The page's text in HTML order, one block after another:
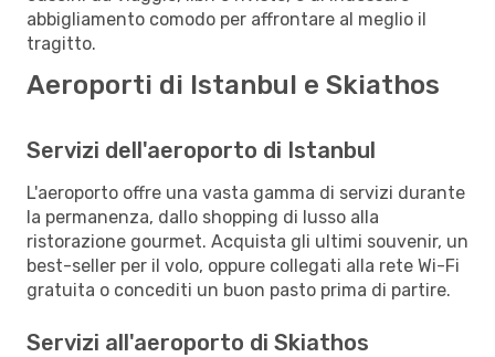
abbigliamento comodo per affrontare al meglio il
tragitto.
Aeroporti di Istanbul e Skiathos
Servizi dell'aeroporto di Istanbul
L'aeroporto offre una vasta gamma di servizi durante
la permanenza, dallo shopping di lusso alla
ristorazione gourmet. Acquista gli ultimi souvenir, un
best-seller per il volo, oppure collegati alla rete Wi-Fi
gratuita o concediti un buon pasto prima di partire.
Servizi all'aeroporto di Skiathos